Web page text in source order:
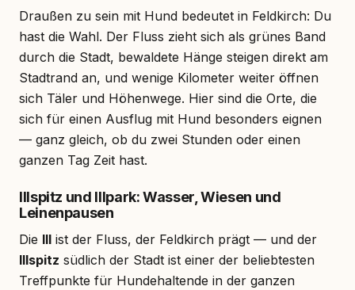
Draußen zu sein mit Hund bedeutet in Feldkirch: Du
hast die Wahl. Der Fluss zieht sich als grünes Band
durch die Stadt, bewaldete Hänge steigen direkt am
Stadtrand an, und wenige Kilometer weiter öffnen
sich Täler und Höhenwege. Hier sind die Orte, die
sich für einen Ausflug mit Hund besonders eignen
— ganz gleich, ob du zwei Stunden oder einen
ganzen Tag Zeit hast.
Illspitz und Illpark: Wasser, Wiesen und
Leinenpausen
Die Ill ist der Fluss, der Feldkirch prägt — und der
Illspitz südlich der Stadt ist einer der beliebtesten
Treffpunkte für Hundehaltende in der ganzen